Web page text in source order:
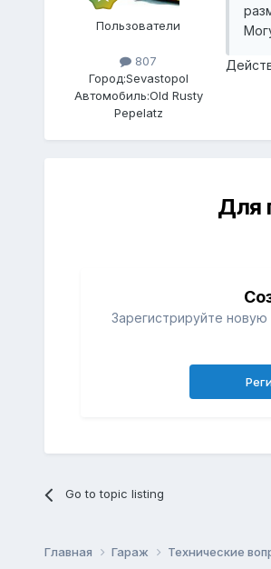
Пользователи
807
Город:Sevastopol
Автомобиль:Old Rusty
Pepelatz
Для
Зарегистрируйте
Go to topic listing
Главная Гараж Технические